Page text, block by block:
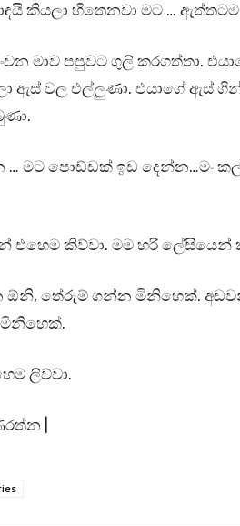
කියලා හිතෙනවා මට … ඇත්තටම
මාව පපුවට ගුලි කරගත්තා.
ඇස් වල එල්ලුණා. එයාගේ ඇස්
මට පොඩ්ඩක් ඉඩ දෙන්න…මං
එහෙම කිව්වා. මම හරි ලේසියෙන්
ඕනි, තේරුම් ගන්න මිනිහෙක්.
ලිව්වා.
|